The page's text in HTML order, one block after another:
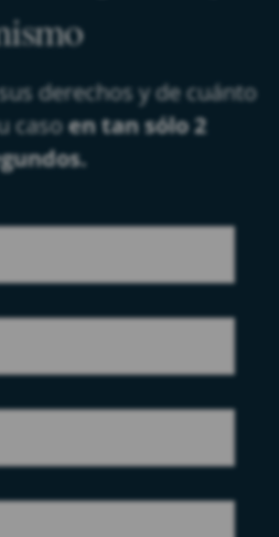
derechos y de cuánto
casoen tan sólo 2